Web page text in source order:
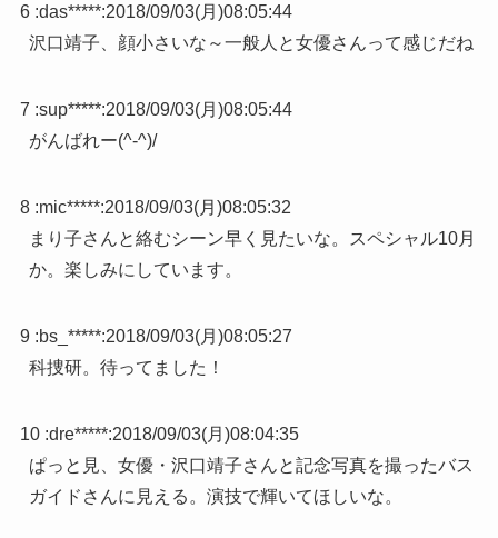
6 :das*****:2018/09/03(月)08:05:44
沢口靖子、顔小さいな～一般人と女優さんって感じだね
7 :sup*****:2018/09/03(月)08:05:44
がんばれー(^-^)/
8 :mic*****:2018/09/03(月)08:05:32
まり子さんと絡むシーン早く見たいな。スペシャル10月
か。楽しみにしています。
9 :bs_*****:2018/09/03(月)08:05:27
科捜研。待ってました！
10 :dre*****:2018/09/03(月)08:04:35
ぱっと見、女優・沢口靖子さんと記念写真を撮ったバス
ガイドさんに見える。演技で輝いてほしいな。